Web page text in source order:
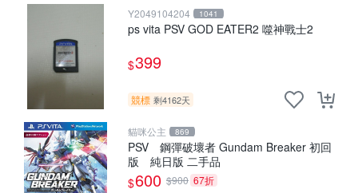
Y2049104204 1041
ps vita PSV GOD EATER2 噬神戰士2
$399
競標 剩4162天
貓咪公主 869
PSV 鋼彈破壞者 Gundam Breaker 初回
版 純日版 二手品
$600 $900 67折